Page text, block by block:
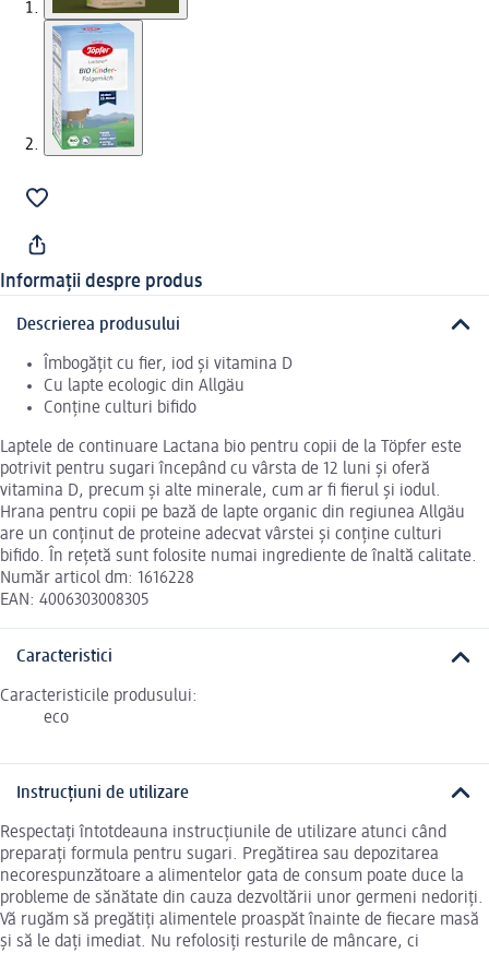
Informații despre produs
Descrierea produsului
Îmbogățit cu fier, iod și vitamina D
Cu lapte ecologic din Allgäu
Conține culturi bifido
Laptele de continuare Lactana bio pentru copii de la Töpfer este
potrivit pentru sugari începând cu vârsta de 12 luni și oferă
vitamina D, precum și alte minerale, cum ar fi fierul și iodul.
Hrana pentru copii pe bază de lapte organic din regiunea Allgäu
are un conținut de proteine adecvat vârstei și conține culturi
bifido. În rețetă sunt folosite numai ingrediente de înaltă calitate.
Număr articol dm: 1616228
EAN: 4006303008305
Caracteristici
Caracteristicile produsului:
eco
Instrucțiuni de utilizare
Respectați întotdeauna instrucțiunile de utilizare atunci când
preparați formula pentru sugari. Pregătirea sau depozitarea
necorespunzătoare a alimentelor gata de consum poate duce la
probleme de sănătate din cauza dezvoltării unor germeni nedoriți.
Vă rugăm să pregătiți alimentele proaspăt înainte de fiecare masă
și să le dați imediat. Nu refolosiți resturile de mâncare, ci